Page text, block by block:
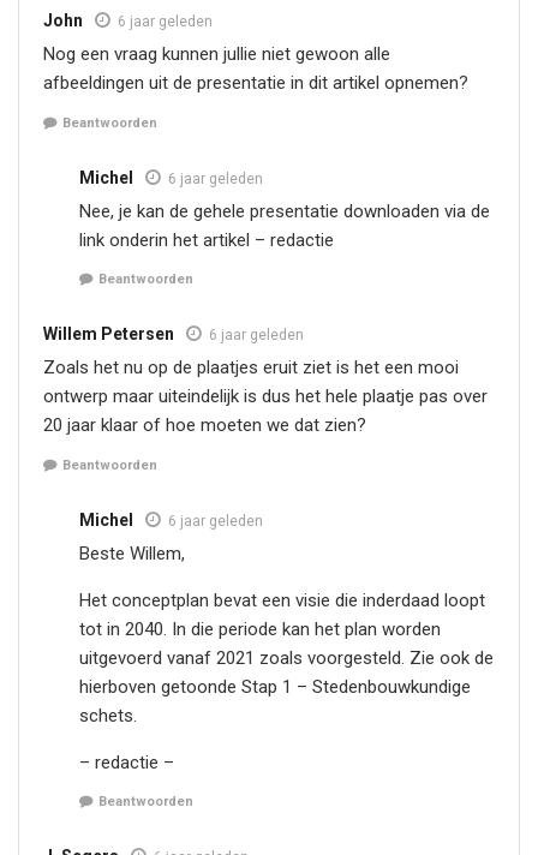
John 6 jaar geleden
Nog een vraag kunnen jullie niet gewoon alle
afbeeldingen uit de presentatie in dit artikel opnemen?
Beantwoorden
Michel 6 jaar geleden
Nee, je kan de gehele presentatie downloaden via de
link onderin het artikel – redactie
Beantwoorden
Willem Petersen 6 jaar geleden
Zoals het nu op de plaatjes eruit ziet is het een mooi
ontwerp maar uiteindelijk is dus het hele plaatje pas over
20 jaar klaar of hoe moeten we dat zien?
Beantwoorden
Michel 6 jaar geleden
Beste Willem,
Het conceptplan bevat een visie die inderdaad loopt
tot in 2040. In die periode kan het plan worden
uitgevoerd vanaf 2021 zoals voorgesteld. Zie ook de
hierboven getoonde Stap 1 – Stedenbouwkundige
schets.
– redactie –
Beantwoorden